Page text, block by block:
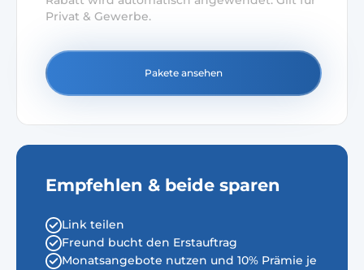
Privat & Gewerbe.
Pakete ansehen
Empfehlen & beide sparen
Link teilen
Freund bucht den Erstauftrag
Monatsangebote nutzen und 10% Prämie je